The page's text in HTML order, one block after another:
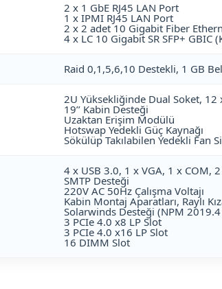
2 x 1 GbE RJ45 LAN Port
1 x IPMI RJ45 LAN Port
2 x 2 adet 10 Gigabit Fiber
4 x LC 10 Gigabit SR SFP+ GBIC
Raid 0,1,5,6,10 Destekli, 1 GB
2U Yüksekliğinde Dual Soket, 12
19’’ Kabin Desteği
Uzaktan Erişim Modülü
Hotswap Yedekli Güç Kaynağı
Sökülüp Takılabilen Yedekli Fan
4 x USB 3.0, 1 x VGA, 1 x COM,
SMTP Desteği
220V AC 50Hz Çalışma Voltajı
Kabin Montaj Aparatları, Raylı
Solarwinds Desteği (NPM 2019.4
3 PCIe 4.0 x8 LP Slot
3 PCIe 4.0 x16 LP Slot
16 DIMM Slot